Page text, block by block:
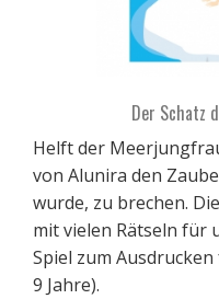
Der Schatz
Helft der
von Alunira den
wurde, zu brechen.
mit vielen Rätseln für
Spiel zum
9 Jahre).